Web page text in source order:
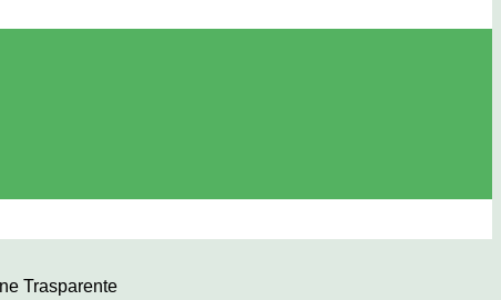
Trasparente